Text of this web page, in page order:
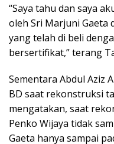
“Saya tahu dan saya
oleh Sri Marjuni Gaeta
yang telah di beli
bersertifikat,” terang
Sementara Abdul Aziz
BD saat rekonstruksi
mengatakan, saat
Penko Wijaya tidak
Gaeta hanya sampai